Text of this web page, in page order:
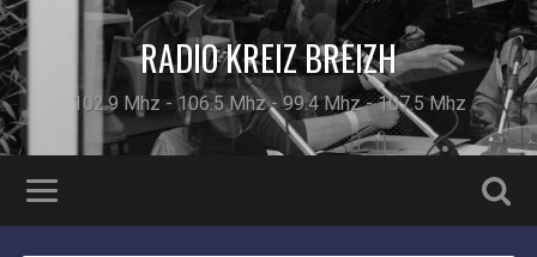
RADIO KREIZ BREIZH
102.9 Mhz - 106.5 Mhz - 99.4 Mhz - 107.5 Mhz